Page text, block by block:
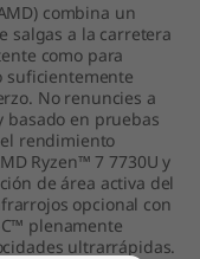
combina un
salgas a la carretera
como para
suficientemente
No renuncies a
basado en pruebas
rendimiento
Ryzen™ 7 7730U y
de área activa del
opcional con
plenamente
ultrarrápidas.